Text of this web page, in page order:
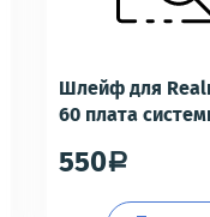
Шлейф для
60 плата
гарнитуры/
Премиум
550a